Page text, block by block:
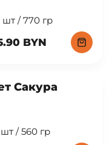
шт / 770 гр
BYN
Сакура
шт / 560 гр